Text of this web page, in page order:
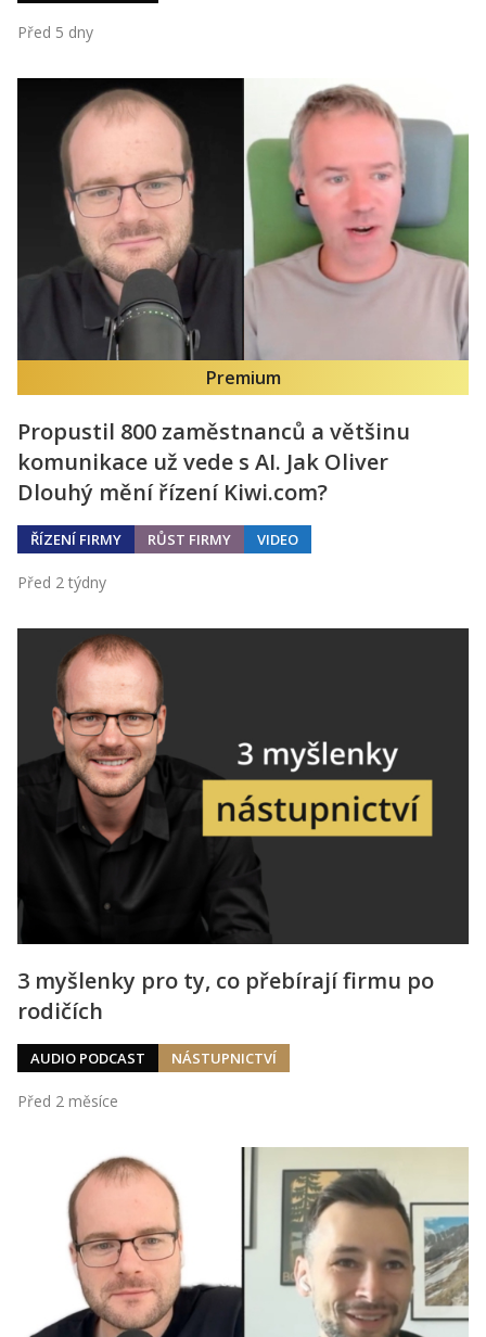
Před 5 dny
Premium
Propustil 800 zaměstnanců a většinu
komunikace už vede s AI. Jak Oliver
Dlouhý mění řízení Kiwi.com?
ŘÍZENÍ FIRMY RŮST FIRMY VIDEO
Před 2 týdny
3 myšlenky pro ty, co přebírají firmu po
rodičích
AUDIO PODCAST NÁSTUPNICTVÍ
Před 2 měsíce